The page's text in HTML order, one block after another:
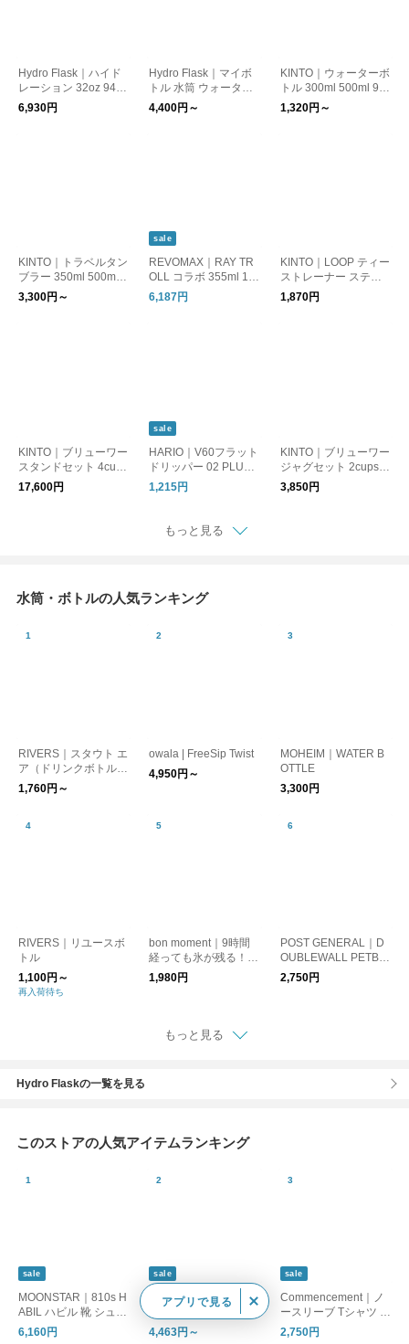
Hydro Flask｜ハイド
レーション 32oz 946
ml ワイドマウス HYD
RATION 32oz 946ml
6,930円
Hydro Flask｜マイボ
トル 水筒 ウォーター
ボトル 保温 保冷 ギフ
ト coffee Flex Sip wid
4,400円～
KINTO｜ウォーターボ
トル 300ml 500ml 95
0ml 水筒 マイボトル
食洗器対応 ギフト キ
1,320円～
KINTO｜トラベルタン
ブラー 350ml 500ml
水筒 マイボトル 保冷
保温 効果 ステンレス
3,300円～
sale
REVOMAX｜RAY TR
OLL コラボ 355ml 12
オンス ボトル エレク
トリック フィッシュ
6,187円
KINTO｜LOOP ティー
ストレーナー スティ
ック型 茶こし ペーパ
ーレス ティースプー
1,870円
KINTO｜ブリューワー
スタンドセット 4cups
700ml コーヒー ドリ
ッパースタンド 陶器
17,600円
sale
HARIO｜V60フラット
ドリッパー 02 PLUS
コーヒー ゼブラン ア
ウトドア
1,215円
KINTO｜ブリューワー
ジャグセット 2cups O
CT 2杯分 コーヒーサ
ーバー コーヒーポッ
3,850円
もっと見る
水筒・ボトルの人気ランキング
RIVERS｜スタウト エ
ア（ドリンクボトル）
【ウォーターボトル・
水筒】【登山・キャン
1,760円～
owala | FreeSip Twist
4,950円～
MOHEIM｜WATER B
OTTLE
3,300円
RIVERS｜リユースボ
トル
1,100円～
再入荷待ち
bon moment｜9時間
経っても氷が残る！冷
たさ長持ち 強保冷 ペ
ットボトルケース
1,980円
POST GENERAL｜D
OUBLEWALL PETBO
TTLE HOLDER / ダブ
ルウォール ペットボ
2,750円
もっと見る
Hydro Flaskの一覧を見る
このストアの人気アイテムランキング
sale
MOONSTAR｜810s H
ABIL ハビル 靴 シュー
ズ ユニセックス ET05
1 ムーンスター エイト
6,160円
sale
Boody｜上下セット
【シェイパーパッド付
ブラ】フルブリーフor
ミディブリーフ セッ
4,463円～
sale
Commencement｜ノ
ースリーブ Tシャツ 半
袖シャツ No sleeve C
-084 コメンスメント
2,750円
アプリで見る